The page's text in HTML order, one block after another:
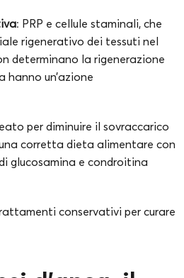
: PRP e cellule staminali, che
rigenerativo dei tessuti nel
determinano la rigenerazione
hanno un’azione
per diminuire il sovraccarico
corretta dieta alimentare con
glucosamina e condroitina
conservativi per curare